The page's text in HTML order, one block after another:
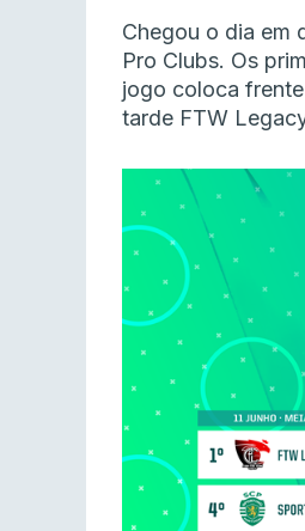
Chegou o dia em
Pro Clubs. Os
jogo coloca
tarde FTW